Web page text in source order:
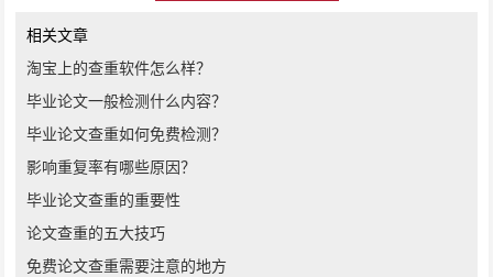
相关文章
淘宝上的查重软件怎么样？
毕业论文一般检测什么内容？
毕业论文查重如何免费检测？
影响重复率有哪些原因？
毕业论文查重的重要性
论文查重的五大技巧
免费论文查重需要注意的地方